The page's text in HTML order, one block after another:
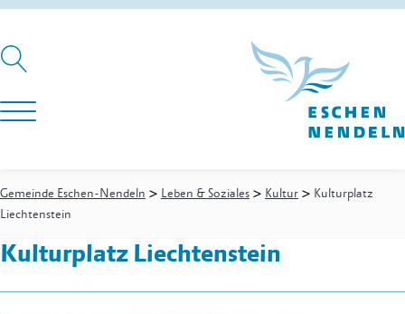
Gemeinde Eschen-Nendeln > Leben & Soziales > Kultur > Kulturplatz
Liechtenstein
Kulturplatz Liechtenstein